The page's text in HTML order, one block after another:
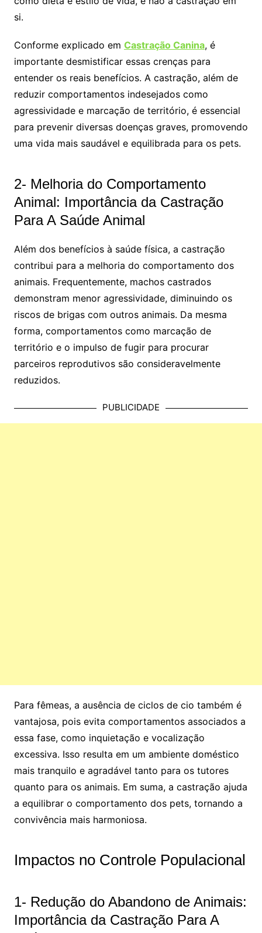
si.
Conforme explicado em Castração Canina, é
importante desmistificar essas crenças para
entender os reais benefícios. A castração, além de
reduzir comportamentos indesejados como
agressividade e marcação de território, é essencial
para prevenir diversas doenças graves, promovendo
uma vida mais saudável e equilibrada para os pets.
2- Melhoria do Comportamento
Animal: Importância da Castração
Para A Saúde Animal
Além dos benefícios à saúde física, a castração
contribui para a melhoria do comportamento dos
animais. Frequentemente, machos castrados
demonstram menor agressividade, diminuindo os
riscos de brigas com outros animais. Da mesma
forma, comportamentos como marcação de
território e o impulso de fugir para procurar
parceiros reprodutivos são consideravelmente
reduzidos.
PUBLICIDADE
Para fêmeas, a ausência de ciclos de cio também é
vantajosa, pois evita comportamentos associados a
essa fase, como inquietação e vocalização
excessiva. Isso resulta em um ambiente doméstico
mais tranquilo e agradável tanto para os tutores
quanto para os animais. Em suma, a castração ajuda
a equilibrar o comportamento dos pets, tornando a
convivência mais harmoniosa.
Impactos no Controle Populacional
1- Redução do Abandono de Animais:
Importância da Castração Para A